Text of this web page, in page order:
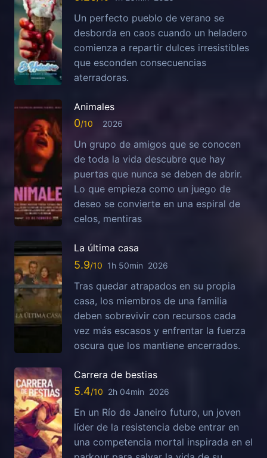
Un perfecto pueblo de verano se
desborda en caos cuando un heladero
comienza a repartir dulces irresistibles
que esconden consecuencias
aterradoras.
Animales
0 2026
Un grupo de amigos que se conocen
de toda la vida descubre que hay
puertas que nunca se deben de abrir.
Lo que empieza como un juego de
deseo se convierte en una espiral de
celos, mentiras
La última casa
5.9 1h 50min 2026
Tras quedar atrapados en su propia
casa, los miembros de una familia
deben sobrevivir con recursos cada
vez más escasos y enfrentar la fuerza
oscura que los mantiene encerrados.
Carrera de bestias
5.4 2h 04min 2026
En un Río de Janeiro futuro, un joven
líder de la resistencia debe entrar en
una competencia mortal inspirada en el